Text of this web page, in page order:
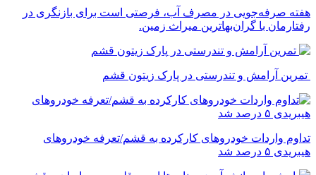
‌هفته صرفه‌جویی در مصرف آب، فرصتی است برای بازنگری در
رفتارمان با گران‌بهاترین میراث زمین.
تمرین آرامش و تندرستی در پارک زیتون قشم
تداوم واردات خودروهای کارکرده به قشم/تعرفه خودروهای
هیبریدی ۵ درصد شد